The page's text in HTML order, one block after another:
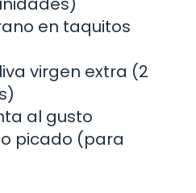
en taquitos
virgen extra (2
al gusto
picado (para